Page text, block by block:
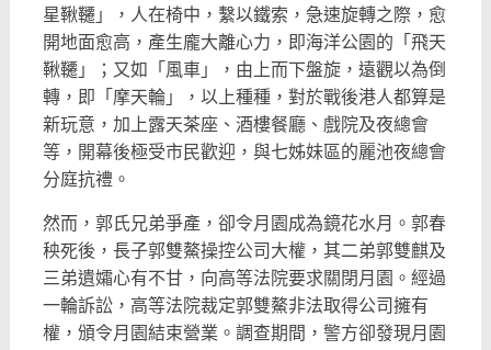
星鞦韆」，人在椅中，繫以鐵索，急速旋轉之際，愈
開地面愈高，產生龐大離心力，即海洋公園的「飛天
鞦韆」；又如「風車」，由上而下盤旋，遠觀以為倒
轉，即「摩天輪」，以上種種，對於戰後港人都算是
新玩意，加上露天茶座、酒樓餐廳、戲院及夜總會
等，開幕後極受市民歡迎，與七姊妹區的麗池夜總會
分庭抗禮。
然而，郭氏兄弟爭產，卻令月園成為鏡花水月。郭春
秧死後，長子郭雙鰲操控公司大權，其二弟郭雙麒及
三弟遺孀心有不甘，向高等法院要求關閉月園。經過
一輪訴訟，高等法院裁定郭雙鰲非法取得公司擁有
權，頒令月園結束營業。調查期間，警方卻發現月園